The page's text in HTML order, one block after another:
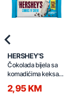
HERSHEY'S
Čokolada bijela sa
komadićima keksa
2,95 KM